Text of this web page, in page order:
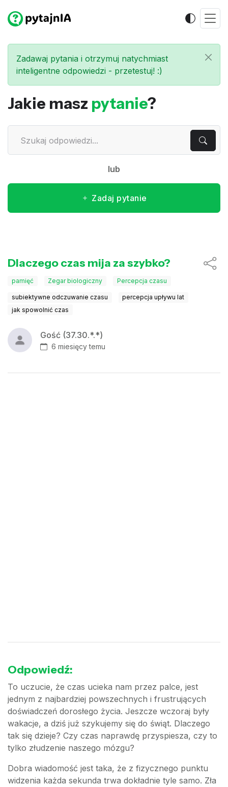
Zadawaj pytania i otrzymuj natychmiast
inteligentne odpowiedzi - przetestuj! :)
Jakie masz pytanie?
lub
Zadaj pytanie
Dlaczego czas mija za szybko?
pamięć Zegar biologiczny Percepcja czasu
subiektywne odczuwanie czasu
percepcja upływu lat
jak spowolnić czas
Gość (37.30.*.*)
6 miesięcy temu
Odpowiedź:
To uczucie, że czas ucieka nam przez palce, jest
jednym z najbardziej powszechnych i frustrujących
doświadczeń dorosłego życia. Jeszcze wczoraj były
wakacje, a dziś już szykujemy się do świąt. Dlaczego
tak się dzieje? Czy czas naprawdę przyspiesza, czy to
tylko złudzenie naszego mózgu?
Dobra wiadomość jest taka, że z fizycznego punktu
widzenia każda sekunda trwa dokładnie tyle samo. Zła